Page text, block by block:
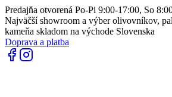
Predajňa otvorená Po-Pi 9:00-17:00, So
Najväčší showroom a výber olivovníkov,
kameňa skladom na východe Slovenska
Doprava a platba